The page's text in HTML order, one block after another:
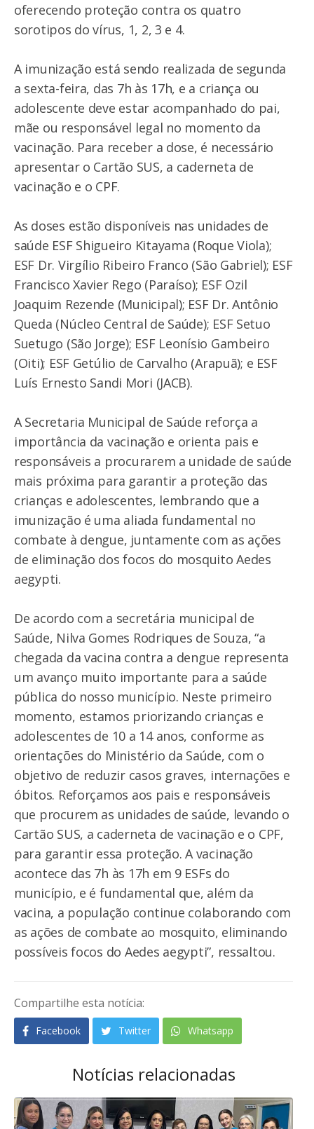
oferecendo proteção contra os quatro
sorotipos do vírus, 1, 2, 3 e 4.
A imunização está sendo realizada de segunda
a sexta-feira, das 7h às 17h, e a criança ou
adolescente deve estar acompanhado do pai,
mãe ou responsável legal no momento da
vacinação. Para receber a dose, é necessário
apresentar o Cartão SUS, a caderneta de
vacinação e o CPF.
As doses estão disponíveis nas unidades de
saúde ESF Shigueiro Kitayama (Roque Viola);
ESF Dr. Virgílio Ribeiro Franco (São Gabriel); ESF
Francisco Xavier Rego (Paraíso); ESF Ozil
Joaquim Rezende (Municipal); ESF Dr. Antônio
Queda (Núcleo Central de Saúde); ESF Setuo
Suetugo (São Jorge); ESF Leonísio Gambeiro
(Oiti); ESF Getúlio de Carvalho (Arapuã); e ESF
Luís Ernesto Sandi Mori (JACB).
A Secretaria Municipal de Saúde reforça a
importância da vacinação e orienta pais e
responsáveis a procurarem a unidade de saúde
mais próxima para garantir a proteção das
crianças e adolescentes, lembrando que a
imunização é uma aliada fundamental no
combate à dengue, juntamente com as ações
de eliminação dos focos do mosquito Aedes
aegypti.
De acordo com a secretária municipal de
Saúde, Nilva Gomes Rodriques de Souza, “a
chegada da vacina contra a dengue representa
um avanço muito importante para a saúde
pública do nosso município. Neste primeiro
momento, estamos priorizando crianças e
adolescentes de 10 a 14 anos, conforme as
orientações do Ministério da Saúde, com o
objetivo de reduzir casos graves, internações e
óbitos. Reforçamos aos pais e responsáveis
que procurem as unidades de saúde, levando o
Cartão SUS, a caderneta de vacinação e o CPF,
para garantir essa proteção. A vacinação
acontece das 7h às 17h em 9 ESFs do
município, e é fundamental que, além da
vacina, a população continue colaborando com
as ações de combate ao mosquito, eliminando
possíveis focos do Aedes aegypti”, ressaltou.
Compartilhe esta notícia:
Facebook Twitter Whatsapp
Notícias relacionadas